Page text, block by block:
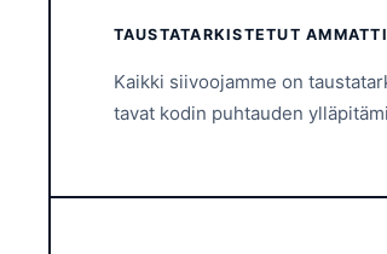
TAUSTATARKISTETUT
Kaikki siivoojamme on
tavat kodin puhtauden